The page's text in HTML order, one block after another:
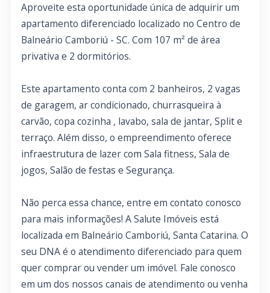
Aproveite esta oportunidade única de adquirir um
apartamento diferenciado localizado no Centro de
Balneário Camboriú - SC. Com 107 m² de área
privativa e 2 dormitórios.
Este apartamento conta com 2 banheiros, 2 vagas
de garagem, ar condicionado, churrasqueira à
carvão, copa cozinha , lavabo, sala de jantar, Split e
terraço. Além disso, o empreendimento oferece
infraestrutura de lazer com Sala fitness, Sala de
jogos, Salão de festas e Segurança.
Não perca essa chance, entre em contato conosco
para mais informações! A Salute Imóveis está
localizada em Balneário Camboriú, Santa Catarina. O
seu DNA é o atendimento diferenciado para quem
quer comprar ou vender um imóvel. Fale conosco
em um dos nossos canais de atendimento ou venha